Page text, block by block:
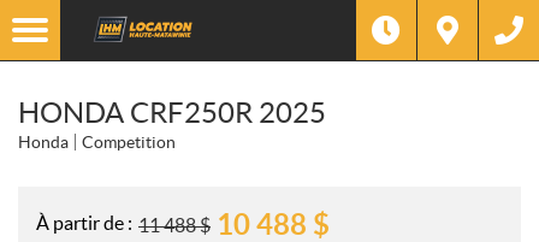
HONDA CRF250R 2025
Honda Competition
À partir de : 11 488$ 10 488 $